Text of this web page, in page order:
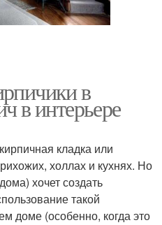
в
в интерьере
кладка или
холлах и кухнях. Но
хочет создать
такой
доме (особенно, когда это